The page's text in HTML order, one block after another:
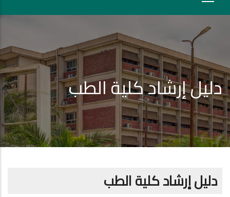
دليل إرشاد كلية الطب
دليل إرشاد كلية الطب